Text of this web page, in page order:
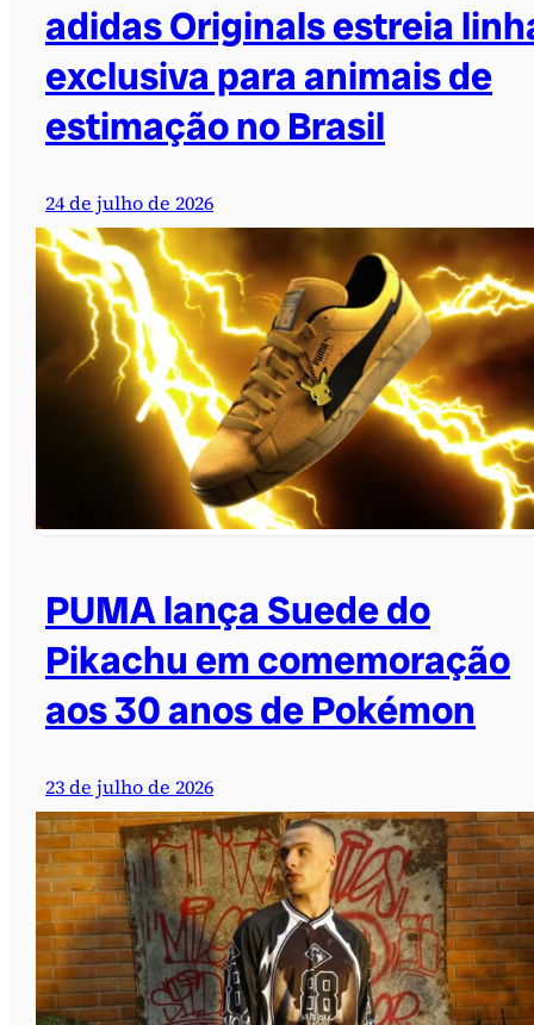
adidas Originals estreia
exclusiva para animais de
estimação no Brasil
24 de julho de 2026
PUMA lança Suede do
Pikachu em comemoração
aos 30 anos de Pokémon
23 de julho de 2026